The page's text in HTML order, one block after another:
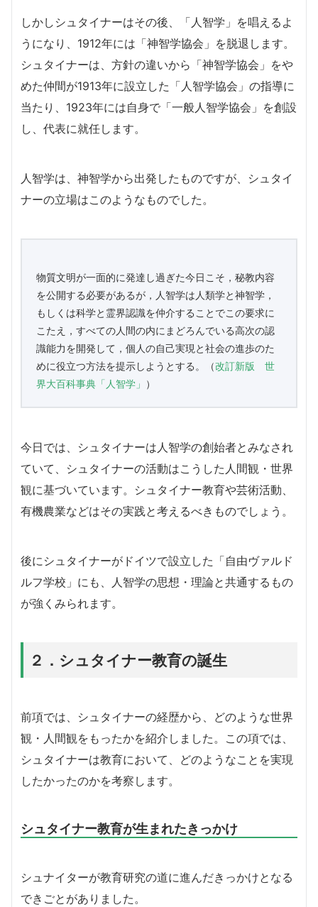
しかしシュタイナーはその後、「人智学」を唱えるよ
うになり、1912年には「神智学協会」を脱退します。
シュタイナーは、方針の違いから「神智学協会」をや
めた仲間が1913年に設立した「人智学協会」の指導に
当たり、1923年には自身で「一般人智学協会」を創設
し、代表に就任します。
人智学は、神智学から出発したものですが、シュタイ
ナーの立場はこのようなものでした。
物質文明が一面的に発達し過ぎた今日こそ，秘教内容
を公開する必要があるが，人智学は人類学と神智学，
もしくは科学と霊界認識を仲介することでこの要求に
こたえ，すべての人間の内にまどろんでいる高次の認
識能力を開発して，個人の自己実現と社会の進歩のた
めに役立つ方法を提示しようとする。（改訂新版 世
界大百科事典「人智学」 ）
今日では、シュタイナーは人智学の創始者とみなされ
ていて、シュタイナーの活動はこうした人間観・世界
観に基づいています。シュタイナー教育や芸術活動、
有機農業などはその実践と考えるべきものでしょう。
後にシュタイナーがドイツで設立した「自由ヴァルド
ルフ学校」にも、人智学の思想・理論と共通するもの
が強くみられます。
２．シュタイナー教育の誕生
前項では、シュタイナーの経歴から、どのような世界
観・人間観をもったかを紹介しました。この項では、
シュタイナーは教育において、どのようなことを実現
したかったのかを考察します。
シュタイナー教育が生まれたきっかけ
シュナイターが教育研究の道に進んだきっかけとなる
できごとがありました。